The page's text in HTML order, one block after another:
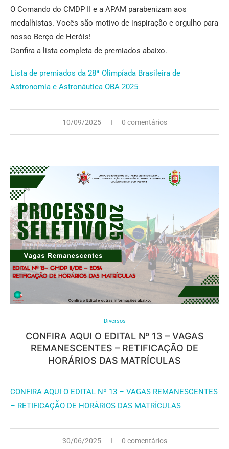
O Comando do CMDP II e a APAM parabenizam aos
medalhistas. Vocês são motivo de inspiração e orgulho para
nosso Berço de Heróis!
Confira a lista completa de premiados abaixo.
Lista de premiados da 28ª Olimpíada Brasileira de
Astronomia e Astronáutica OBA 2025
10/09/2025 0 comentários
Diversos
CONFIRA AQUI O EDITAL Nº 13 – VAGAS
REMANESCENTES – RETIFICAÇÃO DE
HORÁRIOS DAS MATRÍCULAS
CONFIRA AQUI O EDITAL Nº 13 – VAGAS REMANESCENTES
– RETIFICAÇÃO DE HORÁRIOS DAS MATRÍCULAS
30/06/2025 0 comentários